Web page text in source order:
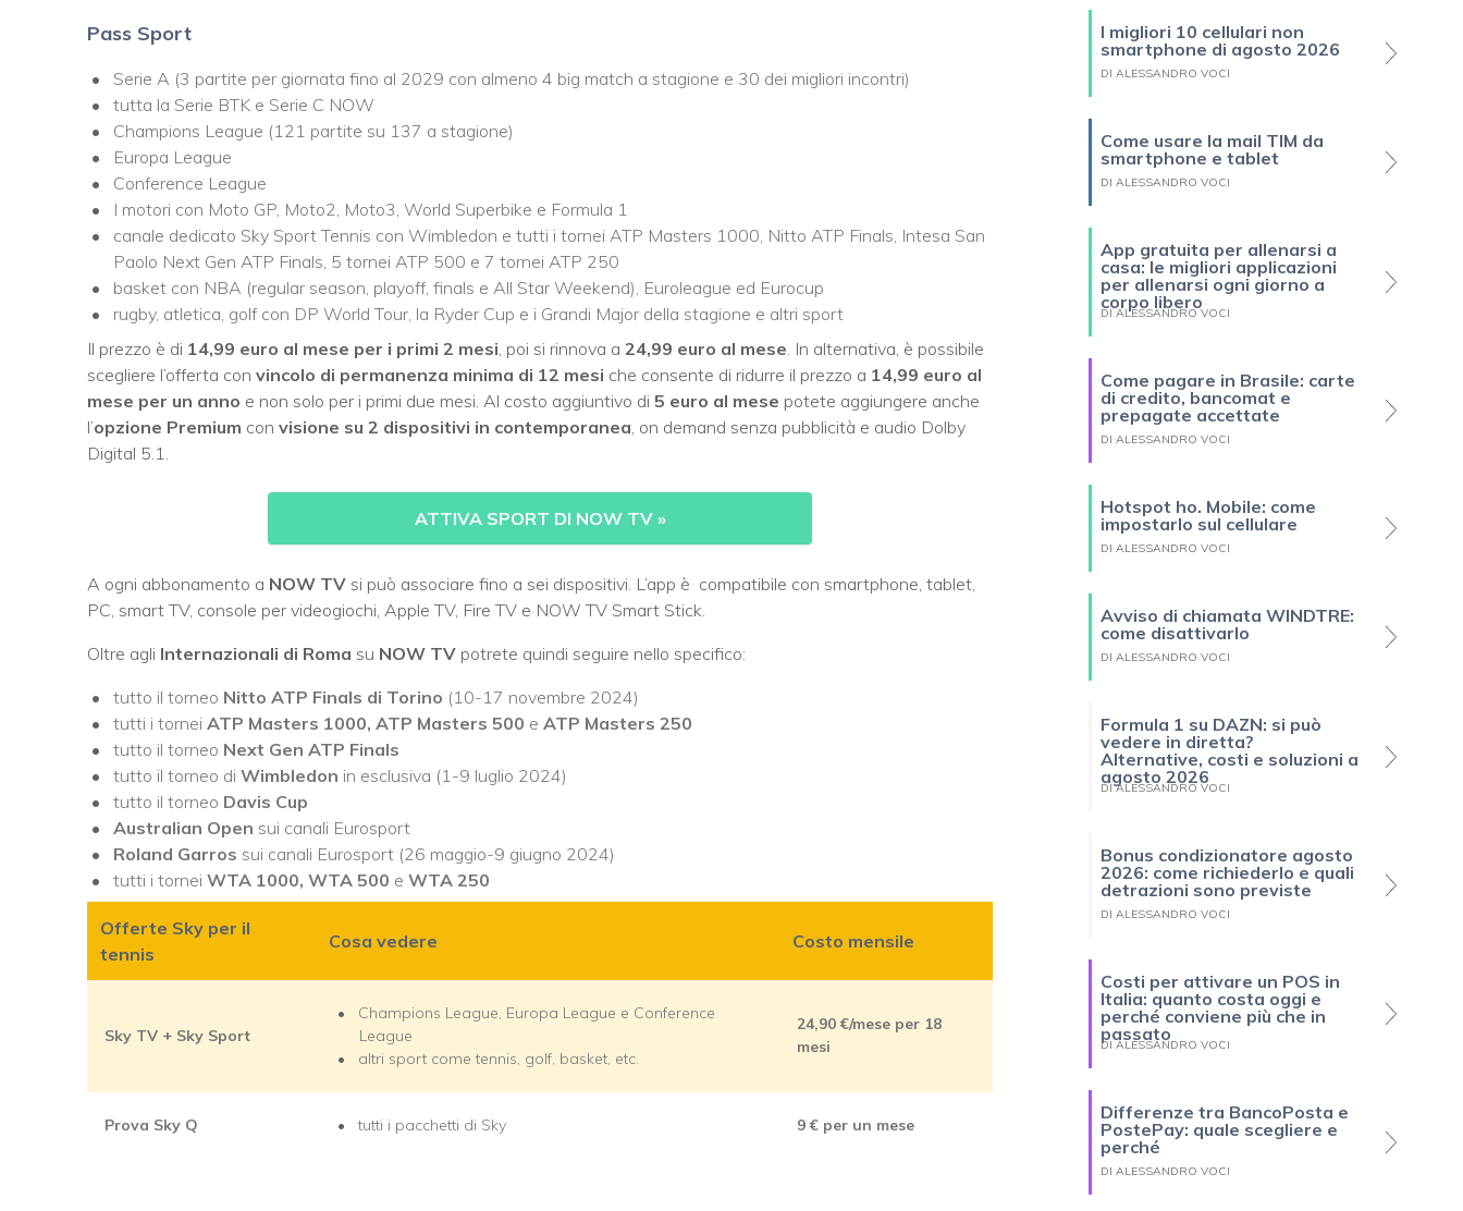
Pass Sport
Serie A (3 partite per giornata fino al 2029 con almeno 4 big match a stagione e 30 dei migliori incontri)
tutta la Serie BTK e Serie C NOW
Champions League (121 partite su 137 a stagione)
Europa League
Conference League
I motori con Moto GP, Moto2, Moto3, World Superbike e Formula 1
canale dedicato Sky Sport Tennis con Wimbledon e tutti i tornei ATP Masters 1000, Nitto ATP Finals, Intesa San
Paolo Next Gen ATP Finals, 5 tornei ATP 500 e 7 tornei ATP 250
basket con NBA (regular season, playoff, finals e All Star Weekend), Euroleague ed Eurocup
rugby, atletica, golf con DP World Tour, la Ryder Cup e i Grandi Major della stagione e altri sport
Il prezzo è di 14,99 euro al mese per i primi 2 mesi , poi si rinnova a 24,99 euro al mese . In alternativa, è possibile
scegliere l’offerta con vincolo di permanenza minima di 12 mesi che consente di ridurre il prezzo a 14,99 euro al
mese per un anno e non solo per i primi due mesi. Al costo aggiuntivo di 5 euro al mese potete aggiungere anche
l’opzione Premium con visione su 2 dispositivi in contemporanea , on demand senza pubblicità e audio Dolby
Digital 5.1.
ATTIVA SPORT DI NOW TV »
A ogni abbonamento a NOW TV si può associare fino a sei dispositivi. L’app è compatibile con smartphone, tablet,
PC, smart TV, console per videogiochi, Apple TV, Fire TV e NOW TV Smart Stick.
Oltre agli Internazionali di Roma su NOW TV potrete quindi seguire nello specifico:
tutto il torneo Nitto ATP Finals di Torino (10-17 novembre 2024)
tutti i tornei ATP Masters 1000, ATP Masters 500 e ATP Masters 250
tutto il torneo Next Gen ATP Finals
tutto il torneo di Wimbledon in esclusiva (1-9 luglio 2024)
tutto il torneo Davis Cup
Australian Open sui canali Eurosport
Roland Garros sui canali Eurosport (26 maggio-9 giugno 2024)
tutti i tornei WTA 1000, WTA 500 e WTA 250
Offerte Sky per il
tennis
Cosa vedere Costo mensile
Sky TV + Sky Sport
Champions League, Europa League e Conference
League
altri sport come tennis, golf, basket, etc.
24,90 €/mese per 18
mesi
Prova Sky Q tutti i pacchetti di Sky 9 € per un mese
I migliori 10 cellulari non
smartphone di agosto 2026
DI ALESSANDRO VOCI
Come usare la mail TIM da
smartphone e tablet
DI ALESSANDRO VOCI
App gratuita per allenarsi a
casa: le migliori applicazioni
per allenarsi ogni giorno a
corpo libero
DI ALESSANDRO VOCI
Come pagare in Brasile: carte
di credito, bancomat e
prepagate accettate
DI ALESSANDRO VOCI
Hotspot ho. Mobile: come
impostarlo sul cellulare
DI ALESSANDRO VOCI
Avviso di chiamata WINDTRE:
come disattivarlo
DI ALESSANDRO VOCI
Formula 1 su DAZN: si può
vedere in diretta?
Alternative, costi e soluzioni a
agosto 2026
DI ALESSANDRO VOCI
Bonus condizionatore agosto
2026: come richiederlo e quali
detrazioni sono previste
DI ALESSANDRO VOCI
Costi per attivare un POS in
Italia: quanto costa oggi e
perché conviene più che in
passato
DI ALESSANDRO VOCI
Differenze tra BancoPosta e
PostePay: quale scegliere e
perché
DI ALESSANDRO VOCI